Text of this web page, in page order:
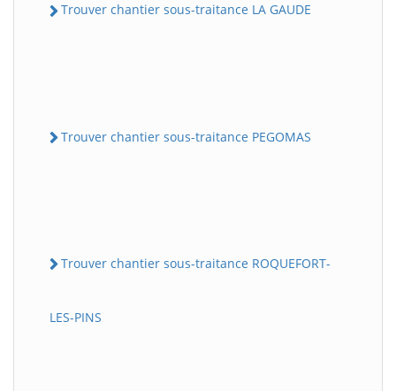
Trouver chantier sous-traitance LA GAUDE
Trouver chantier sous-traitance PEGOMAS
Trouver chantier sous-traitance ROQUEFORT-
LES-PINS